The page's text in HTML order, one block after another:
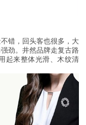
错，回头客也很多，大
劲。井然品牌走复古路
起来整体光滑、木纹清